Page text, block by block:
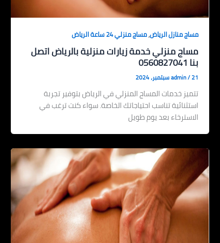
مساج منازل الرياض,مساج منزلي 24 ساعة الرياض
مساج منزلي خدمة زيارات منزلية بالرياض اتصل
بنا 0560827041
admin/21 سبتمبر، 2024
تتميز خدمات المساج المنزلي في الرياض بتوفير تجربة
استثنائية تناسب احتياجاتك الخاصة. سواء كنت ترغب في
الاسترخاء بعد يوم طويل